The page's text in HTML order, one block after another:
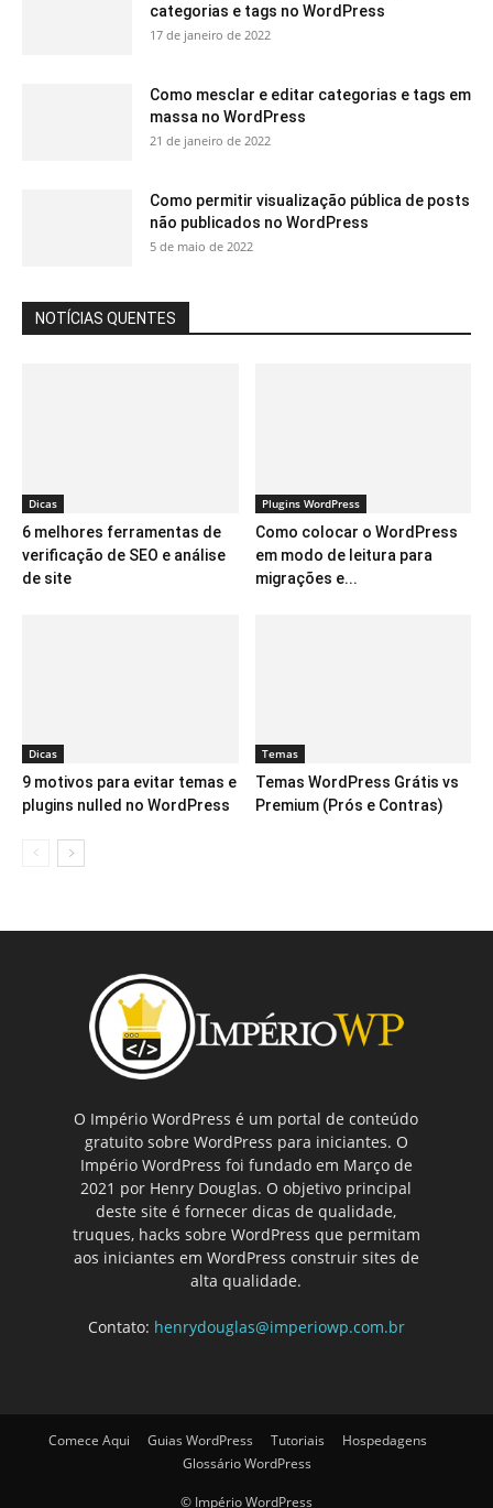
categorias e tags no WordPress
17 de janeiro de 2022
Como mesclar e editar categorias e tags em
massa no WordPress
21 de janeiro de 2022
Como permitir visualização pública de posts
não publicados no WordPress
5 de maio de 2022
NOTÍCIAS QUENTES
Dicas
6 melhores ferramentas de
verificação de SEO e análise
de site
Plugins WordPress
Como colocar o WordPress
em modo de leitura para
migrações e...
Dicas
9 motivos para evitar temas e
plugins nulled no WordPress
Temas
Temas WordPress Grátis vs
Premium (Prós e Contras)
O Império WordPress é um portal de conteúdo
gratuito sobre WordPress para iniciantes. O
Império WordPress foi fundado em Março de
2021 por Henry Douglas. O objetivo principal
deste site é fornecer dicas de qualidade,
truques, hacks sobre WordPress que permitam
aos iniciantes em WordPress construir sites de
alta qualidade.
Contato: henrydouglas@imperiowp.com.br
Comece Aqui Guias WordPress Tutoriais
Hospedagens
Glossário WordPress
© Império WordPress